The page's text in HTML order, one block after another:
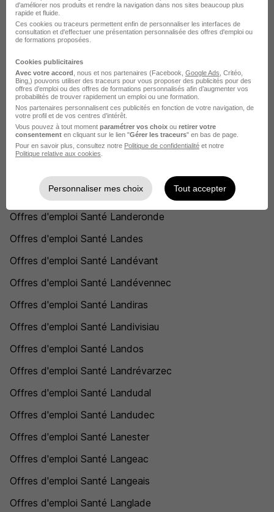
Offres d'emploi Santé Lamothe-Capdeville
Offres d'emploi Santé Lamothe-Montravel
Offres d'emploi Santé Lamotte-Beuvron
Offres d'emploi Santé Lampertsloch
Offres d'emploi Santé Lançon-Provence
Offres d'emploi Santé Landas
Offres d'emploi Santé Landéan
Offres d'emploi Santé Landerneau
Offres d'emploi Santé Landeronde
Offres d'emploi Santé Landes
Offres d'emploi Santé Landévant
Offres d'emploi Santé Landévennec
Offres d'emploi Santé Landiras
Offres d'emploi Santé Landivisiau
Offres d'emploi Santé Landos
Offres d'emploi Santé Landrévarzec
Offres d'emploi Santé Landudal
Offres d'emploi Santé Landudec
Offres d'emploi Santé Lanester
Offres d'emploi Santé Langeac
Offres d'emploi Santé Langeais
Offres d'emploi Santé Langlade
d'améliorer nos produits et rendre la navigation dans nos sites beaucoup plus
rapide et fluide.
Ces cookies ou traceurs permettent enfin de personnaliser les interfaces de
consultation et d'effectuer une présentation personnalisée des offres d'emploi ou
de formations proposées.
Cookies publicitaires
Avec votre accord , nous et nos partenaires (Facebook, Google Ads , Critéo,
Bing,) pouvons utiliser des traceurs pour vous proposer des publicités pour des
offres d’emploi ou des offres de formations personnalisés afin d’augmenter vos
probabilités de trouver rapidement un emploi ou une formation.
Nos partenaires personnalisent ces publicités en fonction de votre navigation, de
votre profil et de vos centres d’intérêt.
Vous pouvez à tout moment paramétrer vos choix ou retirer votre
consentement en cliquant sur le lien "Gérer les traceurs" en bas de page.
Pour en savoir plus, consultez notre Politique de confidentialité et notre
Politique relative aux cookies
Personnaliser mes choix Tout accepter